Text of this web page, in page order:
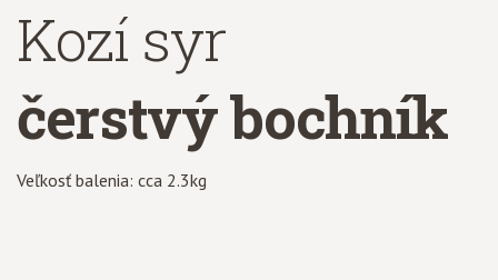
Kozí syr
čerstvý bochník
Veľkosť balenia: cca 2.3kg